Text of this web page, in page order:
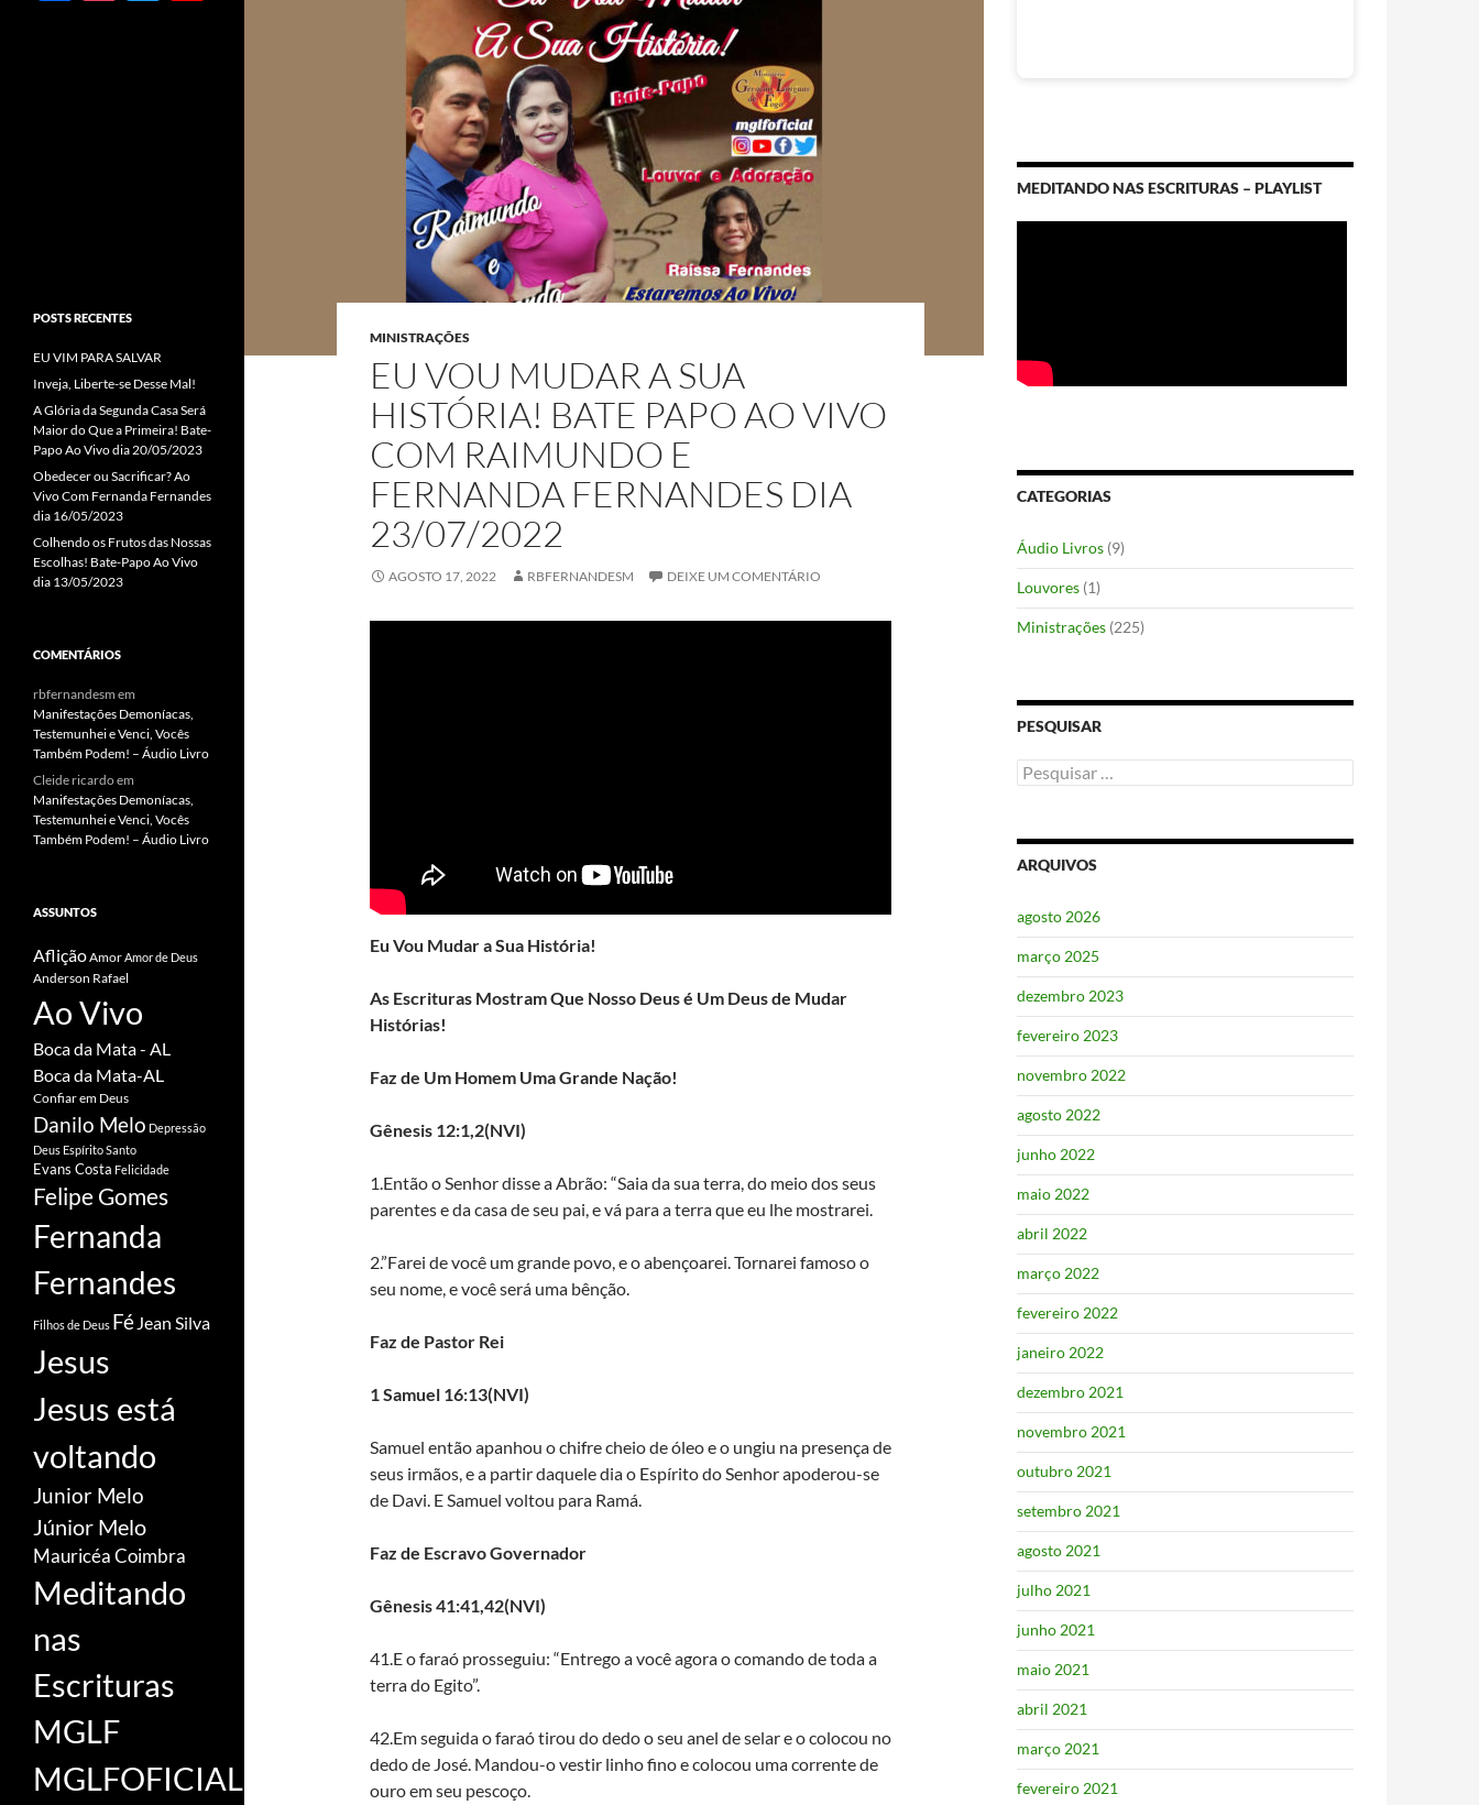
MINISTRAÇÕES
EU VOU MUDAR A SUA
HISTÓRIA! BATE PAPO AO VIVO
COM RAIMUNDO E
FERNANDA FERNANDES DIA
23/07/2022
AGOSTO 17, 2022 RBFERNANDESM DEIXE UM COMENTÁRIO
Eu Vou Mudar a Sua História!
As Escrituras Mostram Que Nosso Deus é Um Deus de Mudar
Histórias!
Faz de Um Homem Uma Grande Nação!
Gênesis 12:1,2(NVI)
1.Então o Senhor disse a Abrão: “Saia da sua terra, do meio dos seus
parentes e da casa de seu pai, e vá para a terra que eu lhe mostrarei.
2.”Farei de você um grande povo, e o abençoarei. Tornarei famoso o
seu nome, e você será uma bênção.
Faz de Pastor Rei
1 Samuel 16:13(NVI)
Samuel então apanhou o chifre cheio de óleo e o ungiu na presença de
seus irmãos, e a partir daquele dia o Espírito do Senhor apoderou-se
de Davi. E Samuel voltou para Ramá.
Faz de Escravo Governador
Gênesis 41:41,42(NVI)
41.E o faraó prosseguiu: “Entrego a você agora o comando de toda a
terra do Egito”.
42.Em seguida o faraó tirou do dedo o seu anel de selar e o colocou no
dedo de José. Mandou-o vestir linho fino e colocou uma corrente de
ouro em seu pescoço.
MEDITANDO NAS ESCRITURAS – PLAYLIST
CATEGORIAS
Áudio Livros (9)
Louvores (1)
Ministrações (225)
PESQUISAR
Pesquisar
por:
ARQUIVOS
agosto 2026
março 2025
dezembro 2023
fevereiro 2023
novembro 2022
agosto 2022
junho 2022
maio 2022
abril 2022
março 2022
fevereiro 2022
janeiro 2022
dezembro 2021
novembro 2021
outubro 2021
setembro 2021
agosto 2021
julho 2021
junho 2021
maio 2021
abril 2021
março 2021
fevereiro 2021
el
POSTS RECENTES
EU VIM PARA SALVAR
Inveja, Liberte-se Desse Mal!
A Glória da Segunda Casa Será
Maior do Que a Primeira! Bate-
Papo Ao Vivo dia 20/05/2023
Obedecer ou Sacrificar? Ao
Vivo Com Fernanda Fernandes
dia 16/05/2023
Colhendo os Frutos das Nossas
Escolhas! Bate-Papo Ao Vivo
dia 13/05/2023
COMENTÁRIOS
rbfernandesm em
Manifestações Demoníacas,
Testemunhei e Venci, Vocês
Também Podem! – Áudio Livro
Cleide ricardoem
Manifestações Demoníacas,
Testemunhei e Venci, Vocês
Também Podem! – Áudio Livro
ASSUNTOS
AfliçãoAmorAmor de Deus
Anderson Rafael
Ao Vivo
Boca da Mata - AL
Boca da Mata-AL
Confiar em Deus
Danilo Melo Depressão
Deus Espírito Santo
Evans Costa Felicidade
Felipe Gomes
Fernanda
Fernandes
Filhos de Deus Fé Jean Silva
Jesus
Jesus está
voltando
Junior Melo
Júnior Melo
Mauricéa Coimbra
Meditando
nas
Escrituras
MGLF
MGLFOFICIAL